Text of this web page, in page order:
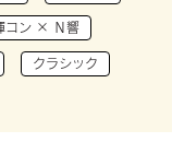
コン × Ｎ響
クラシック